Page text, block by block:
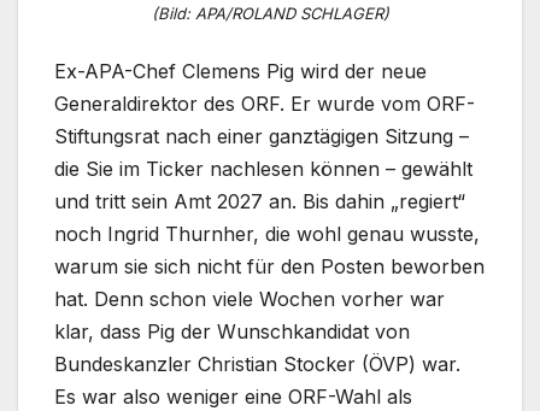
(Bild: APA/ROLAND SCHLAGER)
Ex-APA-Chef Clemens Pig wird der neue
Generaldirektor des ORF. Er wurde vom ORF-
Stiftungsrat nach einer ganztägigen Sitzung –
die Sie im Ticker nachlesen können – gewählt
und tritt sein Amt 2027 an. Bis dahin „regiert“
noch Ingrid Thurnher, die wohl genau wusste,
warum sie sich nicht für den Posten beworben
hat. Denn schon viele Wochen vorher war
klar, dass Pig der Wunschkandidat von
Bundeskanzler Christian Stocker (ÖVP) war.
Es war also weniger eine ORF-Wahl als